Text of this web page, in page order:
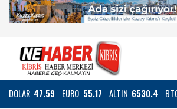
DOLAR 47.59 EURO 55.17 ALTIN 6530.4